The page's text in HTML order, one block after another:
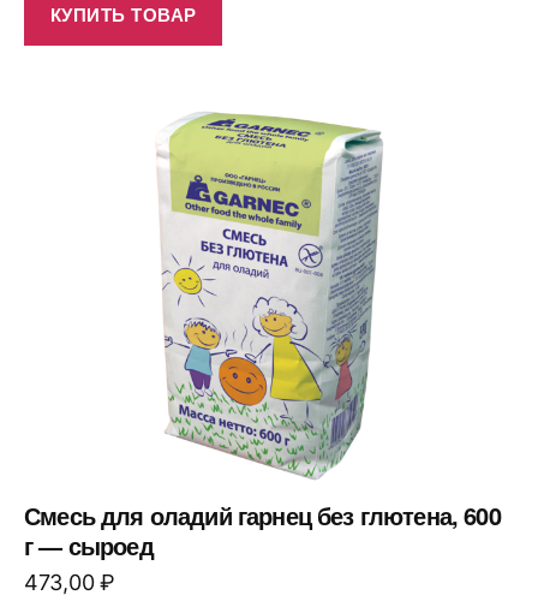
КУПИТЬ ТОВАР
Смесь для оладий гарнец без глютена, 600
г — сыроед
473,00₽